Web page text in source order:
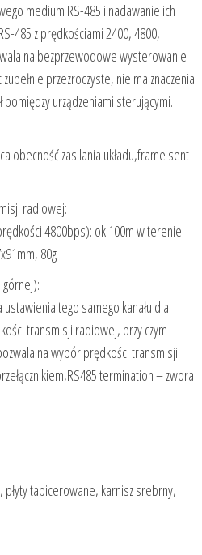
medium RS-485 i nadawanie ich
485 z prędkościami 2400, 4800,
na bezprzewodowe wysterowanie
przezroczyste, nie ma znaczenia
urządzeniami sterującymi.
obecność zasilania układu,frame sent –
radiowej:
4800bps): ok 100m w terenie
80g
górnej):
tego samego kanału dla
transmisji radiowej, przy czym
na wybór prędkości transmisji
termination – zwora
płyty tapicerowane, karnisz srebrny,